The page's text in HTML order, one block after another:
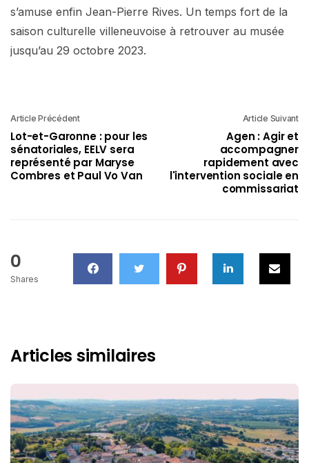
s’amuse enfin Jean-Pierre Rives. Un temps fort de la
saison culturelle villeneuvoise à retrouver au musée
jusqu’au 29 octobre 2023.
Article Précédent
Lot-et-Garonne : pour les
sénatoriales, EELV sera
représenté par Maryse
Combres et Paul Vo Van
Article Suivant
Agen : Agir et
accompagner
rapidement avec
l'intervention sociale en
commissariat
0
Shares
Articles similaires